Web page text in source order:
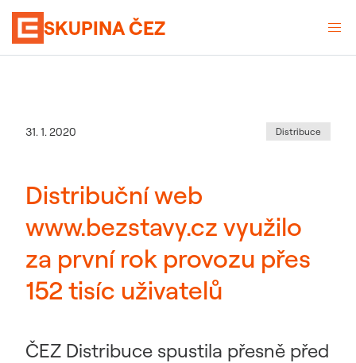
SKUPINA ČEZ
Datum zveřejnění
31. 1. 2020 Kategorie
Distribuce
Distribuční web
www.bezstavy.cz využilo
za první rok provozu přes
152 tisíc uživatelů
ČEZ Distribuce spustila přesně před